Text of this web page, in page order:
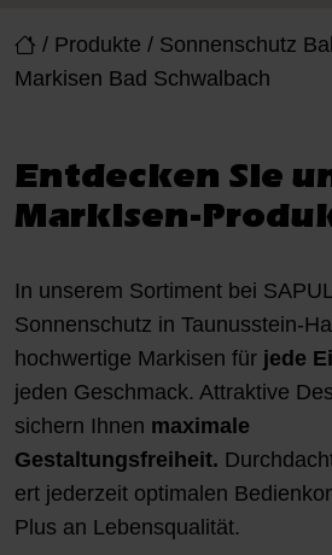
/ Produkte / Sonnenschutz
Markisen Bad Schwalbach
Entdecken Sie
Markisen-
In unserem Sortiment bei
Sonnenschutz in Taunusstein-
hochwertige Markisen für jede
jeden Geschmack. Attraktive
sichern Ihnen maximale
Gestaltungsfreiheit.
ert jederzeit optimalen
Plus an Lebensqualität.